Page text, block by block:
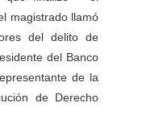
magistrado llamó
del delito de
del Banco
de la
de Derecho